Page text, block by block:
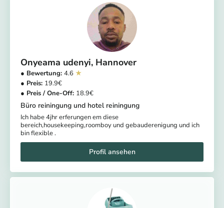
Onyeama udenyi Hannover
4.6
19.9
18.9
Büro reiningung und hotel reiningung
Ich habe 4jhr erferungen em diese
bereich,housekeeping,roomboy und gebauderenigung und ich
bin flexible .